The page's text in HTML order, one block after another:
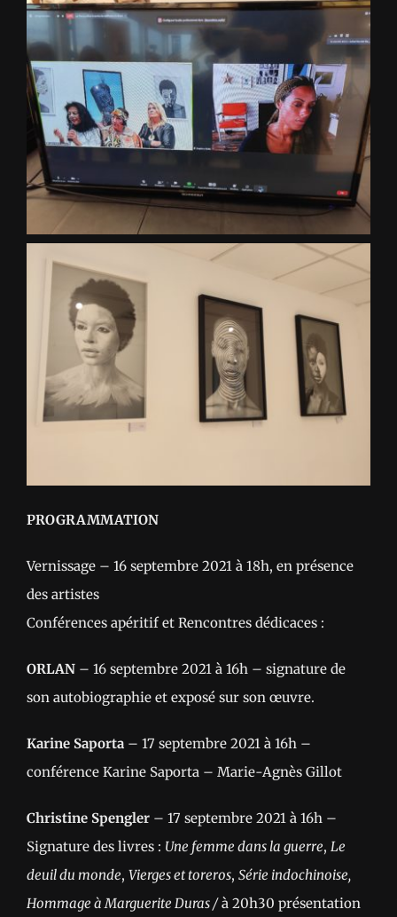
PROGRAMMATION
Vernissage – 16 septembre 2021 à 18h, en présence
des artistes
Conférences apéritif et Rencontres dédicaces :
ORLAN – 16 septembre 2021 à 16h – signature de
son autobiographie et exposé sur son œuvre.
Karine Saporta – 17 septembre 2021 à 16h –
conférence Karine Saporta – Marie-Agnès Gillot
Christine Spengler – 17 septembre 2021 à 16h –
Signature des livres : Une femme dans la guerre, Le
deuil du monde, Vierges et toreros, Série indochinoise,
Hommage à Marguerite Duras /à 20h30 présentation